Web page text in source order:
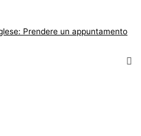
Prendere un appuntamento